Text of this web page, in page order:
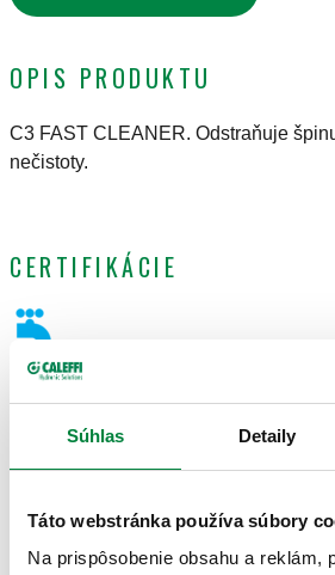
Súhlas Detaily
Táto webstránka používa súbory
Na prispôsobenie obsahu a reklám,
OPIS PRODUKTU
C3 FAST CLEANER. Odstraňuje
nečistoty.
CERTIFIKÁCIE
VÝKRESY A ŠPECIFIKÁCIE
Objem